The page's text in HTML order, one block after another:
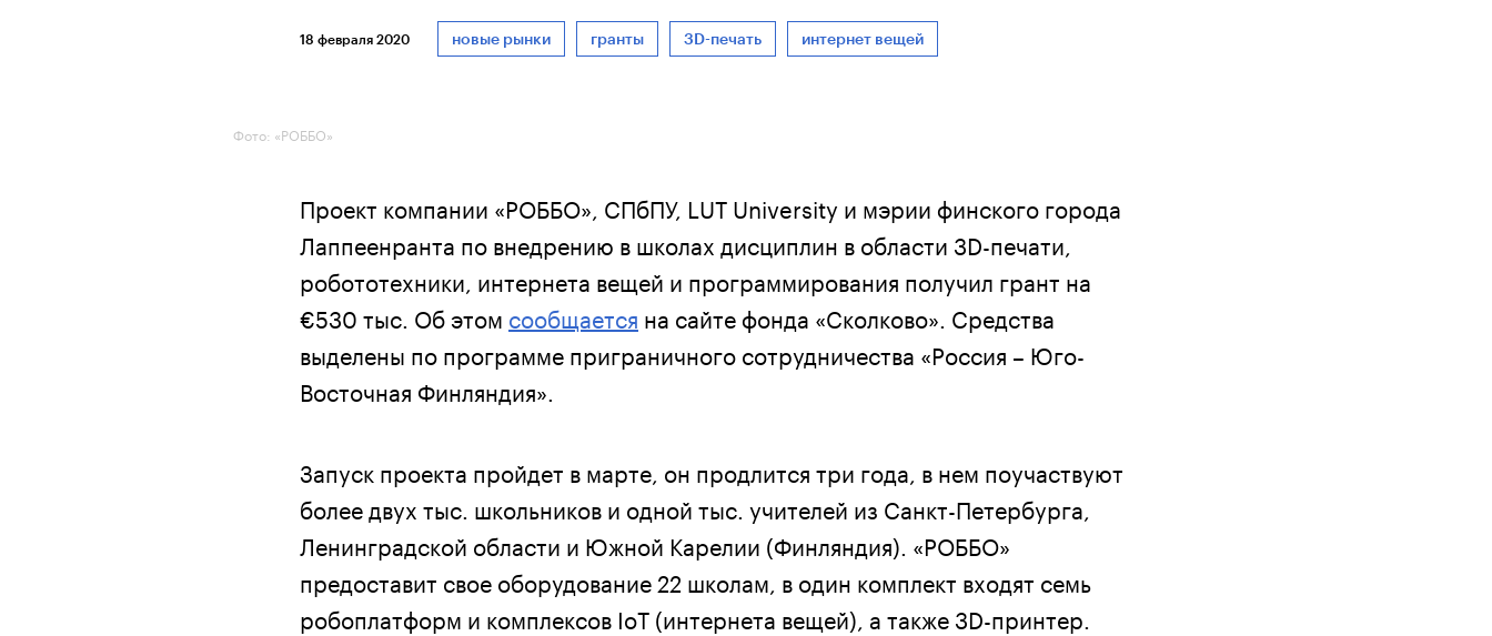
18 февраля 2020 новые рынки гранты 3D-печать интернет вещей
Фото: «РОББО»
Проект компании «РОББО», СПбПУ, LUT University и мэрии финского города
Лаппеенранта по внедрению в школах дисциплин в области 3D-печати,
робототехники, интернета вещей и программирования получил грант на
€530 тыс. Об этом сообщается на сайте фонда «Сколково». Средства
выделены по программе приграничного сотрудничества «Россия – Юго-
Восточная Финляндия».
Запуск проекта пройдет в марте, он продлится три года, в нем поучаствуют
более двух тыс. школьников и одной тыс. учителей из Санкт-Петербурга,
Ленинградской области и Южной Карелии (Финляндия). «РОББО»
предоставит свое оборудование 22 школам, в один комплект входят семь
робоплатформ и комплексов IoT (интернета вещей), а также 3D-принтер.